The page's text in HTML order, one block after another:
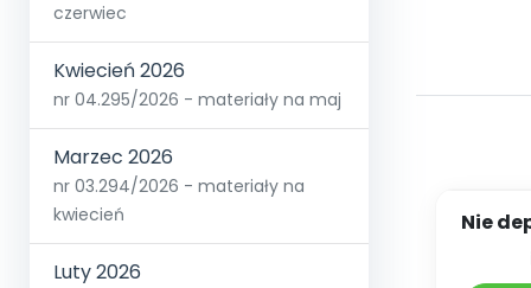
czerwiec
Kwiecień 2026
nr 04.295/2026 - materiały na maj
Marzec 2026
nr 03.294/2026 - materiały na
kwiecień
Luty 2026
Nie